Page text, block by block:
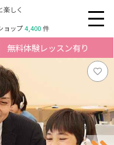
楽しく
ョップ4,400件
無料体験レッスン有り